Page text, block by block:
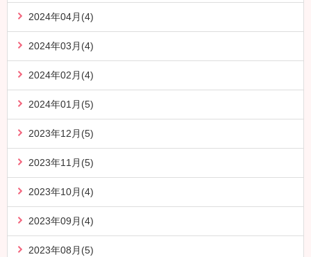
2024年04月(4)
2024年03月(4)
2024年02月(4)
2024年01月(5)
2023年12月(5)
2023年11月(5)
2023年10月(4)
2023年09月(4)
2023年08月(5)